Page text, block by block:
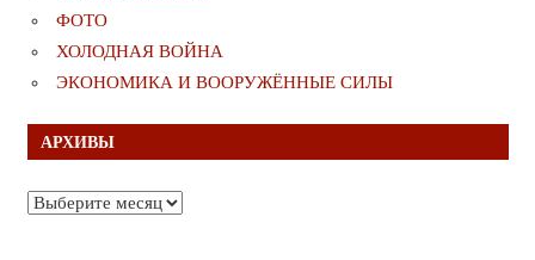
ФОТО
ХОЛОДНАЯ ВОЙНА
ЭКОНОМИКА И ВООРУЖЁННЫЕ СИЛЫ
АРХИВЫ
Архивы